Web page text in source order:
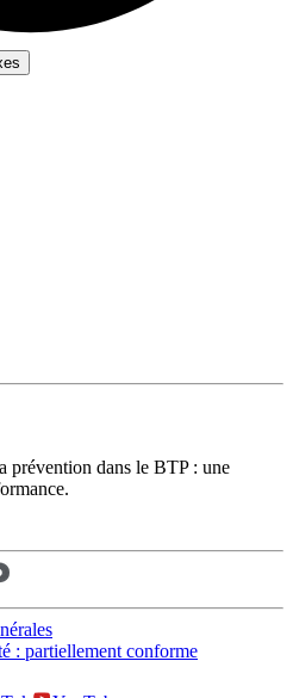
prévention dans le BTP : une
: partiellement conforme